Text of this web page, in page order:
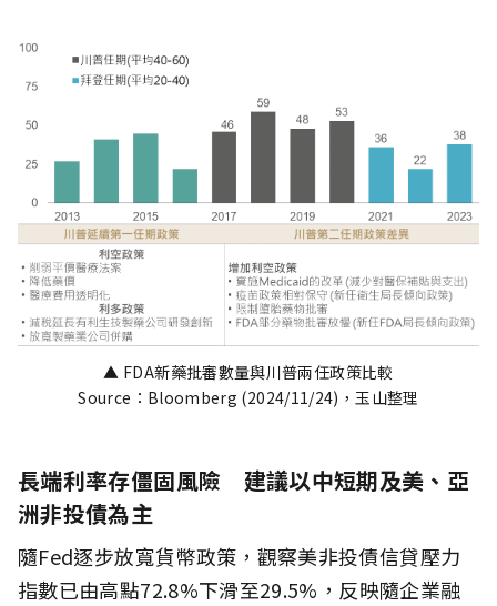
▲ FDA新藥批審數量與川普兩任政策比較
Source：Bloomberg (2024/11/24)，玉山整理
長端利率存僵固風險 建議以中短期及美、亞
洲非投債為主
隨Fed逐步放寬貨幣政策，觀察美非投債信貸壓力
指數已由高點72.8%下滑至29.5%，反映隨企業融